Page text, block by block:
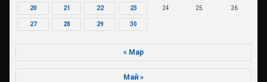
20 21 22 23 24 25 26
27 28 29 30
« Мар
Май »